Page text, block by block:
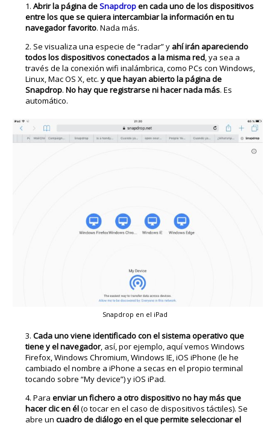
Abrir la página deSnapdropen cada uno de los dispositivos
entre los que se quiera intercambiar la información en tu
navegador favorito. Nada más.
Se visualiza una especie de “radar” y ahí irán apareciendo
todos los dispositivos conectados a la misma red, ya sea a
través de la conexión wifi inalámbrica, como PCs con Windows,
Linux, Mac OS X, etc.y que hayan abierto la página de
Snapdrop.No hay que registrarse ni hacer nada más. Es
automático.
Snapdrop en el iPad
Cada uno viene identificado con el sistema operativo que
tiene y el navegador, así, por ejemplo, aquí vemos Windows
Firefox, Windows Chromium, Windows IE, iOS iPhone (le he
cambiado el nombre a iPhone a secas en el propio terminal
tocando sobre “My device”) y iOS iPad.
Paraenviar un fichero a otro dispositivo no hay más que
hacer clic en él(o tocar en el caso de dispositivos táctiles). Se
abre uncuadro de diálogo en el que permite seleccionar el